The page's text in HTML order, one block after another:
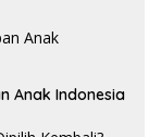
Anak Indonesia